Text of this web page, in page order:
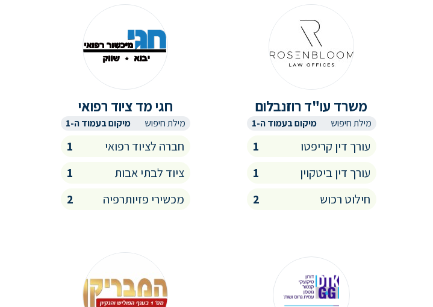
משרד עו"ד רוזנבלום
מילת חיפוש מיקום בעמוד ה-1
עורך דין קריפטו
1
עורך דין ביטקוין
1
חילוט רכוש
2
חגי מד ציוד רפואי
מילת חיפוש מיקום בעמוד ה-1
חברה לציוד רפואי
1
ציוד לבתי אבות
1
מכשירי פזיותרפיה
2